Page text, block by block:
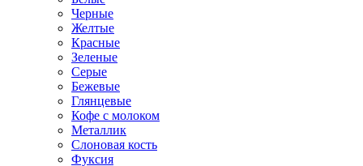
Черные
Желтые
Красные
Зеленые
Серые
Бежевые
Глянцевые
Кофе с молоком
Металлик
Слоновая кость
Фуксия